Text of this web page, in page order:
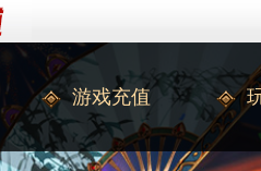
游戏充值